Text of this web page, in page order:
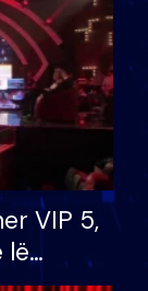
VIP 5,
lë
për